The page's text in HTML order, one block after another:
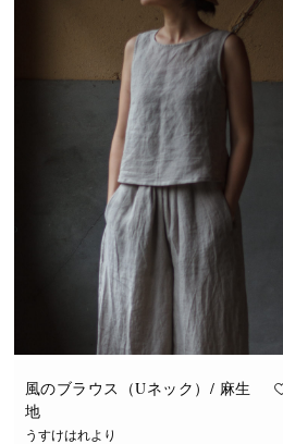
風のブラウス（Uネック）/ 麻生
地
うすけはれより